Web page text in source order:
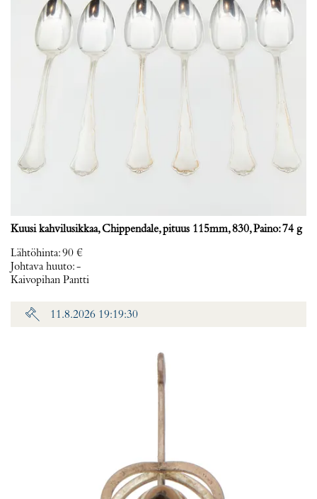
Kuusi kahvilusikkaa, Chippendale, pituus 115mm, 830, Paino: 74 g
Lähtöhinta:90 €
Johtava huuto:-
Kaivopihan Pantti
11.8.2026 19:19:30